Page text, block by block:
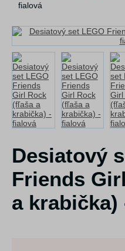
fialová
Desiatový
Friends
a krabička)